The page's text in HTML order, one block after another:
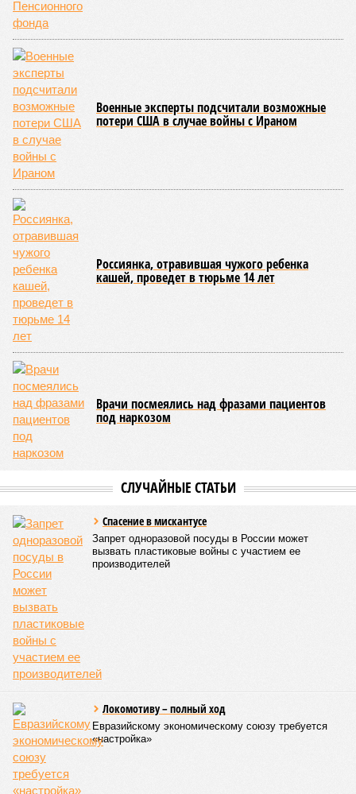
складывающейся ситуации, кажется, больше вопросов не к
Еревану, а к гендиректору монополии Олегу Белозёрову.
По мнению
выходящего. Дескать, Ереван считает транспортную сеть
своей собственностью и теперь намерен просить за аренду
«железки» означенную сумму. При этом, как отмечают
эксперты, армянская сторона, выставляя этот счёт, не
раскрыла методику его калькуляции, то есть, получается,
взяла цифры с потолка. Отдельно стоит отметить, что
заключённый в 2008 году между Арменией и ОАО «РЖД»
компания получила в управление «железку» республики до
2038-го, вероятно, вовсе не предусматривает такой
постановки вопроса.
Неудивительно, что гендиректор РЖДБелозёров,
реагируя на словесные интервенции Пашиняна, выступил
со словно растерянно-обиженным комментарием. И,
кажется, стало только хуже. Как отметил менеджер, ЮКЖД
и РЖД
договора от 2008 года». «Концессия дала Армении
современную железную дорогу, при этом освободив
бюджет республики от затрат на её восстановление и
содержание. Дивиденды акционеру никогда не
выплачивались, вся прибыль шла на развитие железной
дороги», – добавил Белозёров.
И в самом деле. Российская сторона поставляла Армении
повреждённые стихией, выплатила в казну закавказской
республики 15 млрд рублей налогов, пускала прибыль на
развитие местной железнодорожной инфраструктуры.
Из слов Белозёрова и приведённых фактов легко сделать
вывод о том, что ОАО «РЖД» занималось в Армении не
деловой активностью, а сугубой благотворительностью, не
инвестировало, а раздавало пожертвования, не
зарабатывало само, а давало зарабатывать другим и,
выходит, никак не гарантировало собственные интересы.
поводу будущего железных дорог рес­публики –
национализировать пути сообщения и, естественно,
ничего РЖД не компенсировать. Модернизация железных
дорог Армении за счёт России в Ереване считается
совершенно естественной»
Андрей Суздальцев.